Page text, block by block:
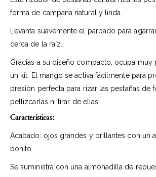
forma de campana natural y linda.
Levanta suavemente el párpado para
cerca de la raíz.
Gracias a su diseño compacto, ocupa muy
un kit. El mango se activa fácilmente para
presión perfecta para rizar las pestañas de
pellizcarlas ni tirar de ellas.
Características:
Acabado: ojos grandes y brillantes con un
bonito.
Se suministra con una almohadilla de